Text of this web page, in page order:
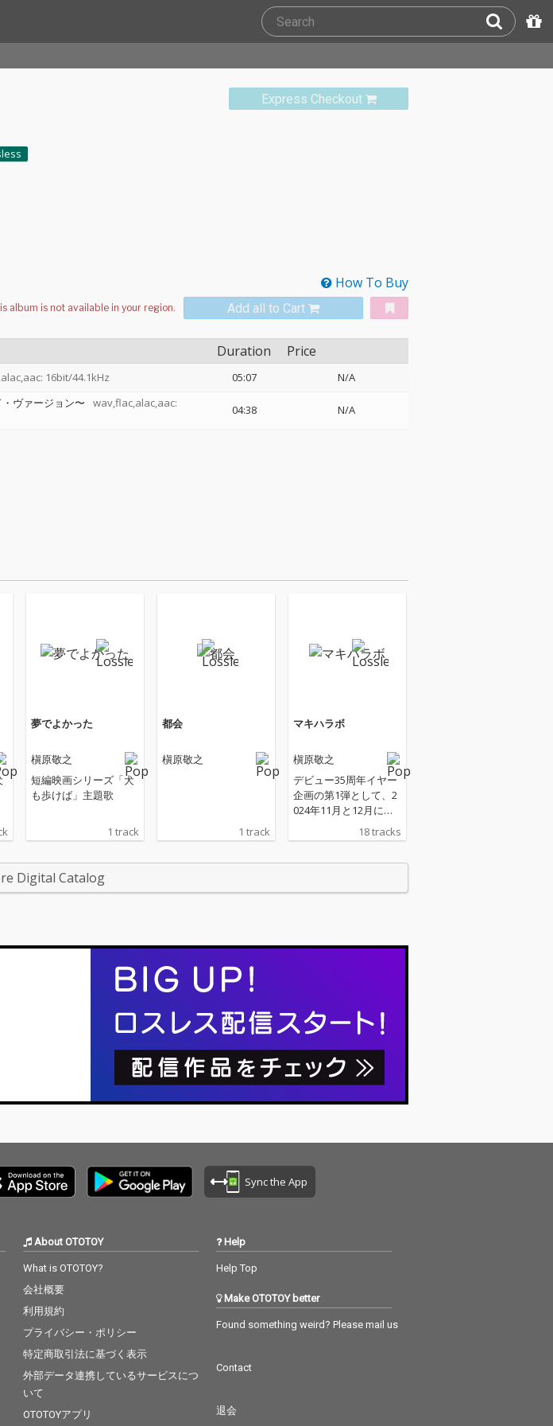
Express Checkout
How To Buy
Add all to Cart
Duration Price
16bit/44.1kHz 05:07 N/A
ヴァージョン〜
wav,flac,alac,aac:
04:38 N/A
夢でよかった
槇原敬之
短編映画シリーズ「犬
も歩けば」主題歌
1 track
都会
槇原敬之
1 track
マキハラボ
槇原敬之
デビュー35周年イヤー
企画の第1弾として、2
024年11月と12月に開
催したコンサート「マ
キハラボ」。 例年開催
観を表現できるかを実
18 tracks
Digital Catalog
Sync the App
About OTOTOY
What is OTOTOY?
会社概要
利用規約
プライバシー・ポリシー
特定商取引法に基づく表示
外部データ連携しているサービスにつ
いて
OTOTOYアプリ
Help
Help Top
Make OTOTOY better
Found something weird? Please mail us
Contact
退会